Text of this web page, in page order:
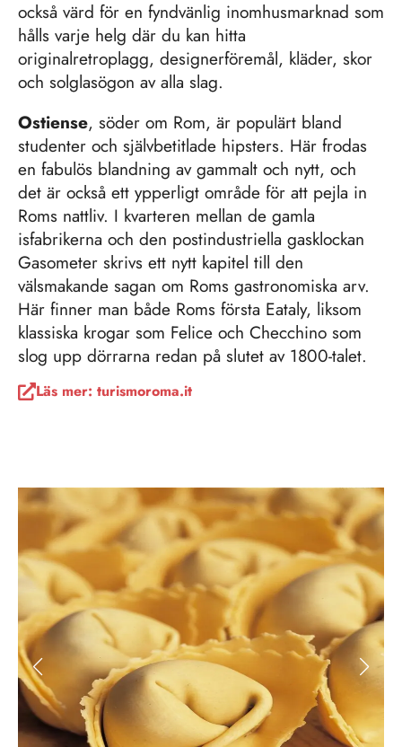
Ostiense, söder om Rom, är populärt bland
studenter och självbetitlade hipsters. Här frodas
en fabulös blandning av gammalt och nytt, och
det är också ett ypperligt område för att pejla in
Roms nattliv. I kvarteren mellan de gamla
isfabrikerna och den postindustriella gasklockan
Gasometer skrivs ett nytt kapitel till den
välsmakande sagan om Roms gastronomiska arv.
Här finner man både Roms första Eataly, liksom
klassiska krogar som Felice och Checchino som
slog upp dörrarna redan på slutet av 1800-talet.
Läs mer: turismoroma.it